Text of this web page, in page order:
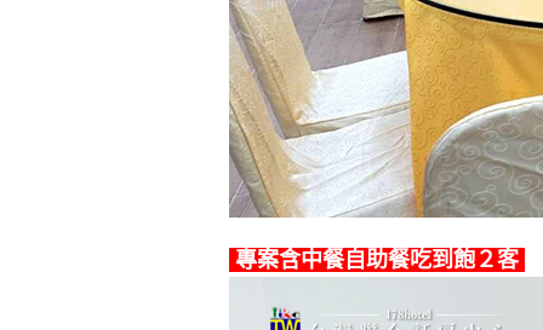
專案含中餐自助餐吃到飽２客